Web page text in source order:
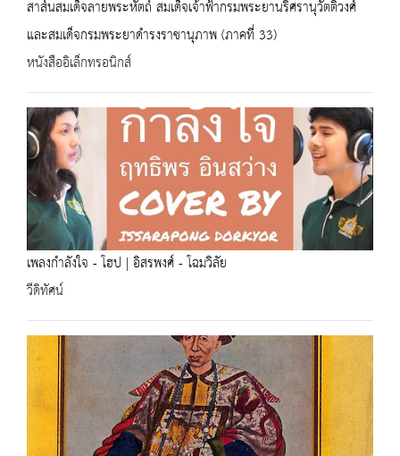
สาส์นสมเด็จลายพระหัตถ์ สมเด็จเจ้าฟ้ากรมพระยานริศรานุวัตติวงศ์
และสมเด็จกรมพระยาดำรงราชานุภาพ (ภาคที่ 33)
หนังสืออิเล็กทรอนิกส์
เพลงกำลังใจ - โฮป | อิสรพงศ์ - โฉมวิลัย
วีดิทัศน์